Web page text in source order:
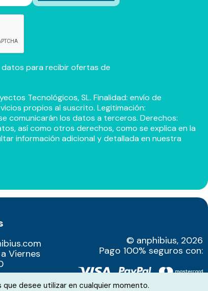
para recibir ofertas de
Tecnológicos, SL. Finalidad: envío de
propios al suscrito. Legitimación:
comunicarán los datos a terceros. Derechos:
así como otros derechos, como se explica en la
información adicional y detallada en nuestra
Viernes
© anphibius, 2026
Pago 100% seguros con:
desee utilizar en cualquier momento.